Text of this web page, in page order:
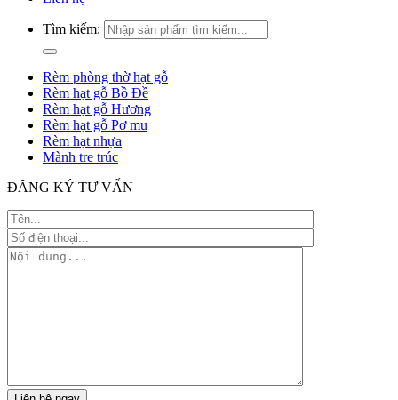
Tìm kiếm:
Rèm phòng thờ hạt gỗ
Rèm hạt gỗ Bồ Đề
Rèm hạt gỗ Hương
Rèm hạt gỗ Pơ mu
Rèm hạt nhựa
Mành tre trúc
ĐĂNG KÝ TƯ VẤN